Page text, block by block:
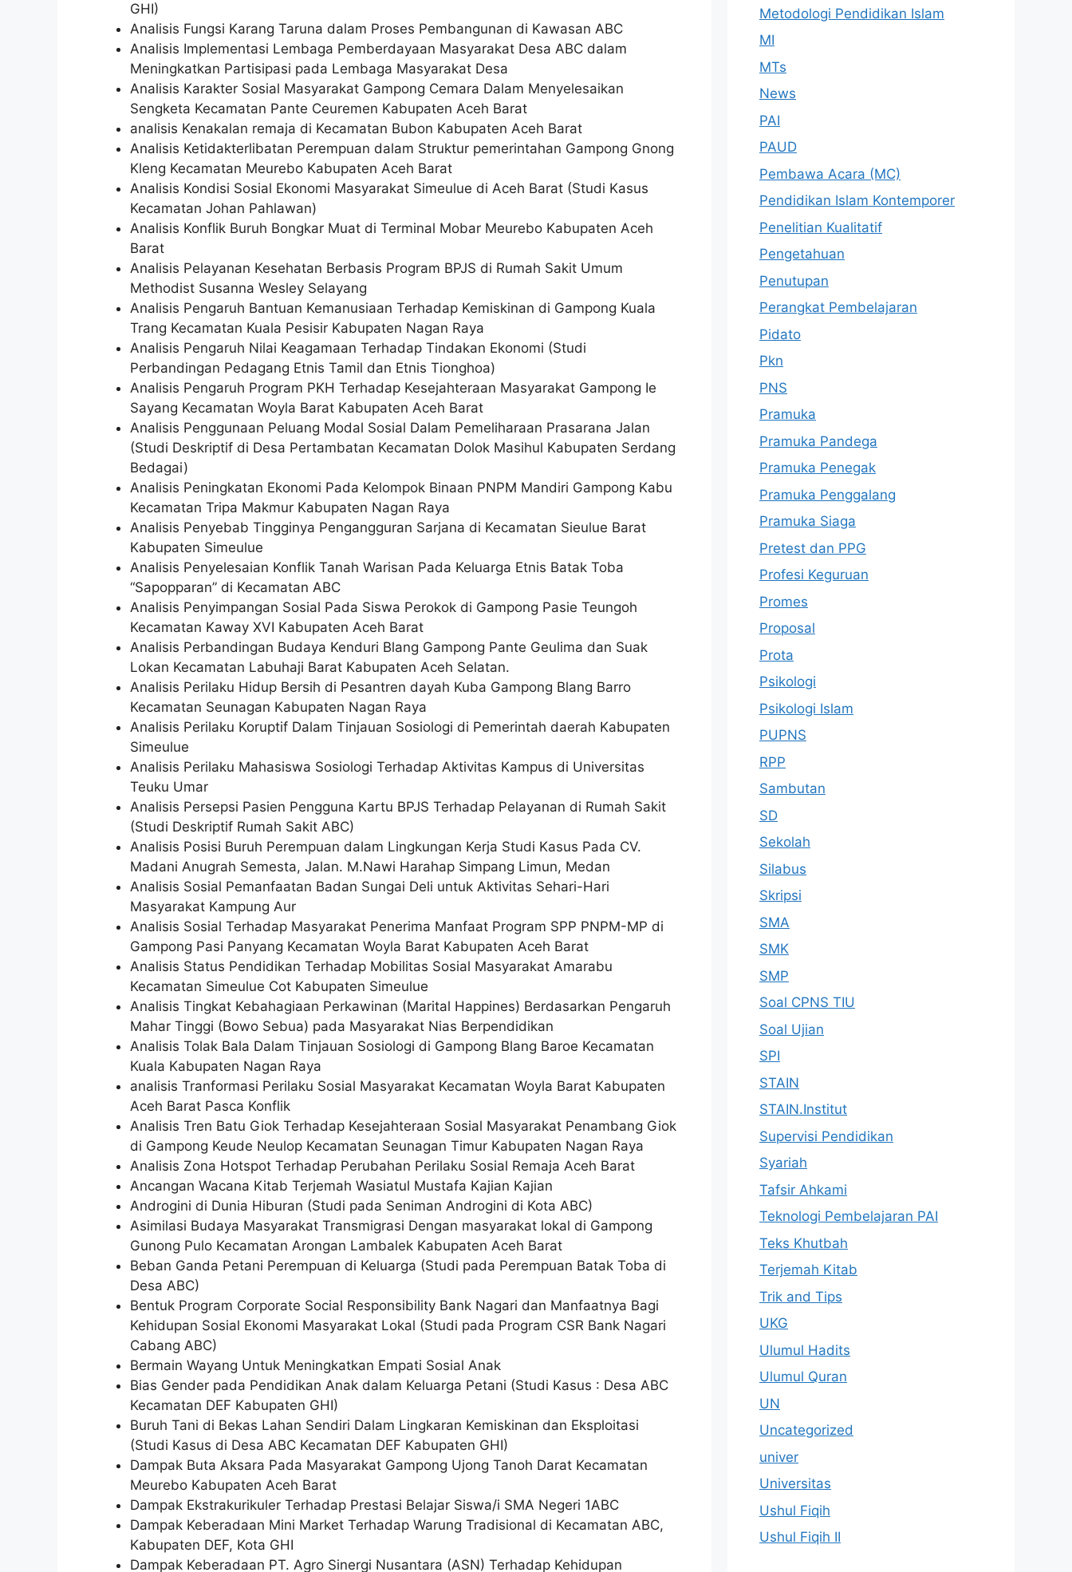
GHI)
Analisis Fungsi Karang Taruna dalam Proses Pembangunan di Kawasan ABC
Analisis Implementasi Lembaga Pemberdayaan Masyarakat Desa ABC dalam
Meningkatkan Partisipasi pada Lembaga Masyarakat Desa
Analisis Karakter Sosial Masyarakat Gampong Cemara Dalam Menyelesaikan
Sengketa Kecamatan Pante Ceuremen Kabupaten Aceh Barat
analisis Kenakalan remaja di Kecamatan Bubon Kabupaten Aceh Barat
Analisis Ketidakterlibatan Perempuan dalam Struktur pemerintahan Gampong Gnong
Kleng Kecamatan Meurebo Kabupaten Aceh Barat
Analisis Kondisi Sosial Ekonomi Masyarakat Simeulue di Aceh Barat (Studi Kasus
Kecamatan Johan Pahlawan)
Analisis Konflik Buruh Bongkar Muat di Terminal Mobar Meurebo Kabupaten Aceh
Barat
Analisis Pelayanan Kesehatan Berbasis Program BPJS di Rumah Sakit Umum
Methodist Susanna Wesley Selayang
Analisis Pengaruh Bantuan Kemanusiaan Terhadap Kemiskinan di Gampong Kuala
Trang Kecamatan Kuala Pesisir Kabupaten Nagan Raya
Analisis Pengaruh Nilai Keagamaan Terhadap Tindakan Ekonomi (Studi
Perbandingan Pedagang Etnis Tamil dan Etnis Tionghoa)
Analisis Pengaruh Program PKH Terhadap Kesejahteraan Masyarakat Gampong Ie
Sayang Kecamatan Woyla Barat Kabupaten Aceh Barat
Analisis Penggunaan Peluang Modal Sosial Dalam Pemeliharaan Prasarana Jalan
(Studi Deskriptif di Desa Pertambatan Kecamatan Dolok Masihul Kabupaten Serdang
Bedagai)
Analisis Peningkatan Ekonomi Pada Kelompok Binaan PNPM Mandiri Gampong Kabu
Kecamatan Tripa Makmur Kabupaten Nagan Raya
Analisis Penyebab Tingginya Pengangguran Sarjana di Kecamatan Sieulue Barat
Kabupaten Simeulue
Analisis Penyelesaian Konflik Tanah Warisan Pada Keluarga Etnis Batak Toba
“Sapopparan” di Kecamatan ABC
Analisis Penyimpangan Sosial Pada Siswa Perokok di Gampong Pasie Teungoh
Kecamatan Kaway XVI Kabupaten Aceh Barat
Analisis Perbandingan Budaya Kenduri Blang Gampong Pante Geulima dan Suak
Lokan Kecamatan Labuhaji Barat Kabupaten Aceh Selatan.
Analisis Perilaku Hidup Bersih di Pesantren dayah Kuba Gampong Blang Barro
Kecamatan Seunagan Kabupaten Nagan Raya
Analisis Perilaku Koruptif Dalam Tinjauan Sosiologi di Pemerintah daerah Kabupaten
Simeulue
Analisis Perilaku Mahasiswa Sosiologi Terhadap Aktivitas Kampus di Universitas
Teuku Umar
Analisis Persepsi Pasien Pengguna Kartu BPJS Terhadap Pelayanan di Rumah Sakit
(Studi Deskriptif Rumah Sakit ABC)
Analisis Posisi Buruh Perempuan dalam Lingkungan Kerja Studi Kasus Pada CV.
Madani Anugrah Semesta, Jalan. M.Nawi Harahap Simpang Limun, Medan
Analisis Sosial Pemanfaatan Badan Sungai Deli untuk Aktivitas Sehari-Hari
Masyarakat Kampung Aur
Analisis Sosial Terhadap Masyarakat Penerima Manfaat Program SPP PNPM-MP di
Gampong Pasi Panyang Kecamatan Woyla Barat Kabupaten Aceh Barat
Analisis Status Pendidikan Terhadap Mobilitas Sosial Masyarakat Amarabu
Kecamatan Simeulue Cot Kabupaten Simeulue
Analisis Tingkat Kebahagiaan Perkawinan (Marital Happines) Berdasarkan Pengaruh
Mahar Tinggi (Bowo Sebua) pada Masyarakat Nias Berpendidikan
Analisis Tolak Bala Dalam Tinjauan Sosiologi di Gampong Blang Baroe Kecamatan
Kuala Kabupaten Nagan Raya
analisis Tranformasi Perilaku Sosial Masyarakat Kecamatan Woyla Barat Kabupaten
Aceh Barat Pasca Konflik
Analisis Tren Batu Giok Terhadap Kesejahteraan Sosial Masyarakat Penambang Giok
di Gampong Keude Neulop Kecamatan Seunagan Timur Kabupaten Nagan Raya
Analisis Zona Hotspot Terhadap Perubahan Perilaku Sosial Remaja Aceh Barat
Ancangan Wacana Kitab Terjemah Wasiatul Mustafa Kajian Kajian
Androgini di Dunia Hiburan (Studi pada Seniman Androgini di Kota ABC)
Asimilasi Budaya Masyarakat Transmigrasi Dengan masyarakat lokal di Gampong
Gunong Pulo Kecamatan Arongan Lambalek Kabupaten Aceh Barat
Beban Ganda Petani Perempuan di Keluarga (Studi pada Perempuan Batak Toba di
Desa ABC)
Bentuk Program Corporate Social Responsibility Bank Nagari dan Manfaatnya Bagi
Kehidupan Sosial Ekonomi Masyarakat Lokal (Studi pada Program CSR Bank Nagari
Cabang ABC)
Bermain Wayang Untuk Meningkatkan Empati Sosial Anak
Bias Gender pada Pendidikan Anak dalam Keluarga Petani (Studi Kasus : Desa ABC
Kecamatan DEF Kabupaten GHI)
Buruh Tani di Bekas Lahan Sendiri Dalam Lingkaran Kemiskinan dan Eksploitasi
(Studi Kasus di Desa ABC Kecamatan DEF Kabupaten GHI)
Dampak Buta Aksara Pada Masyarakat Gampong Ujong Tanoh Darat Kecamatan
Meurebo Kabupaten Aceh Barat
Dampak Ekstrakurikuler Terhadap Prestasi Belajar Siswa/i SMA Negeri 1ABC
Dampak Keberadaan Mini Market Terhadap Warung Tradisional di Kecamatan ABC,
Kabupaten DEF, Kota GHI
Dampak Keberadaan PT. Agro Sinergi Nusantara (ASN) Terhadap Kehidupan
Metodologi Pendidikan Islam
MI
MTs
News
PAI
PAUD
Pembawa Acara (MC)
Pendidikan Islam Kontemporer
Penelitian Kualitatif
Pengetahuan
Penutupan
Perangkat Pembelajaran
Pidato
Pkn
PNS
Pramuka
Pramuka Pandega
Pramuka Penegak
Pramuka Penggalang
Pramuka Siaga
Pretest dan PPG
Profesi Keguruan
Promes
Proposal
Prota
Psikologi
Psikologi Islam
PUPNS
RPP
Sambutan
SD
Sekolah
Silabus
Skripsi
SMA
SMK
SMP
Soal CPNS TIU
Soal Ujian
SPI
STAIN
STAIN.Institut
Supervisi Pendidikan
Syariah
Tafsir Ahkami
Teknologi Pembelajaran PAI
Teks Khutbah
Terjemah Kitab
Trik and Tips
UKG
Ulumul Hadits
Ulumul Quran
UN
Uncategorized
univer
Universitas
Ushul Fiqih
Ushul Fiqih II